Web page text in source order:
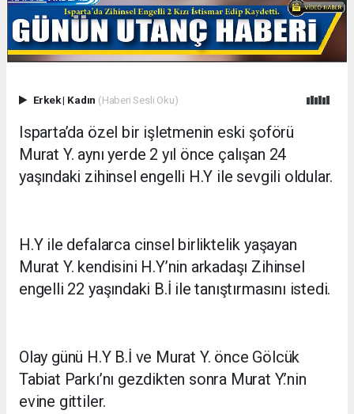
Erkek| Kadın (Haberi Sesli Oku)
Isparta’da özel bir işletmenin eski şoförü
Murat Y. aynı yerde 2 yıl önce çalışan 24
yaşındaki zihinsel engelli H.Y ile sevgili oldular.
H.Y ile defalarca cinsel birliktelik yaşayan
Murat Y. kendisini H.Y’nin arkadaşı Zihinsel
engelli 22 yaşındaki B.İ ile tanıştırmasını istedi.
Olay günü H.Y B.İ ve Murat Y. önce Gölcük
Tabiat Parkı’nı gezdikten sonra Murat Y.’nin
evine gittiler.